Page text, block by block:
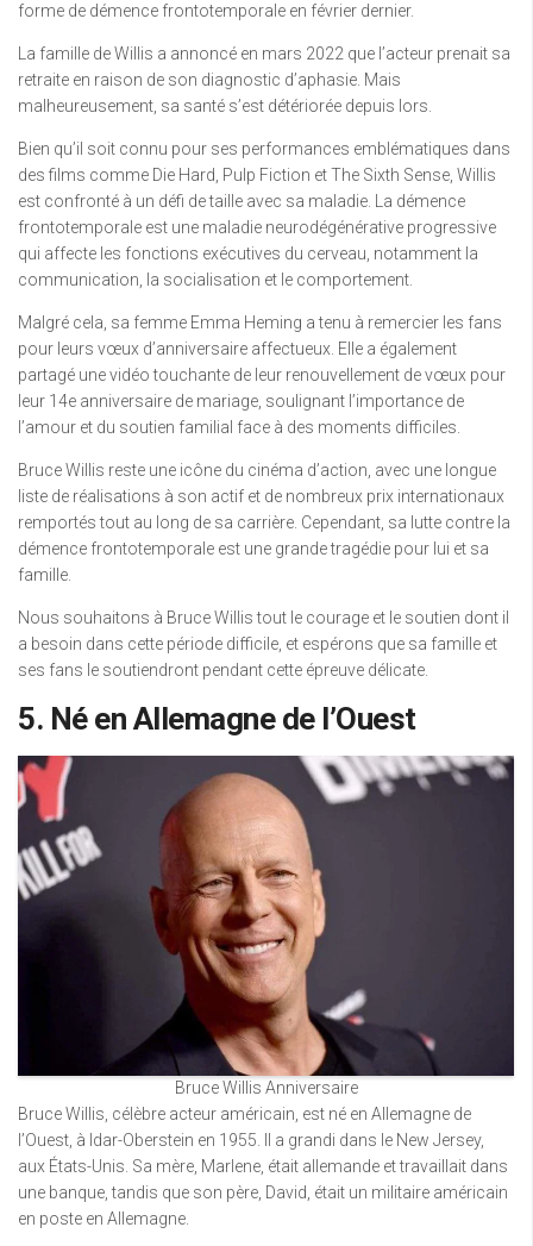
forme de démence frontotemporale en février dernier.
La famille de Willis a annoncé en mars 2022 que l’acteur prenait sa
retraite en raison de son diagnostic d’aphasie. Mais
malheureusement, sa santé s’est détériorée depuis lors.
Bien qu’il soit connu pour ses performances emblématiques dans
des films comme Die Hard, Pulp Fiction et The Sixth Sense, Willis
est confronté à un défi de taille avec sa maladie. La démence
frontotemporale est une maladie neurodégénérative progressive
qui affecte les fonctions exécutives du cerveau, notamment la
communication, la socialisation et le comportement.
Malgré cela, sa femme Emma Heming a tenu à remercier les fans
pour leurs vœux d’anniversaire affectueux. Elle a également
partagé une vidéo touchante de leur renouvellement de vœux pour
leur 14e anniversaire de mariage, soulignant l’importance de
l’amour et du soutien familial face à des moments difficiles.
Bruce Willis reste une icône du cinéma d’action, avec une longue
liste de réalisations à son actif et de nombreux prix internationaux
remportés tout au long de sa carrière. Cependant, sa lutte contre la
démence frontotemporale est une grande tragédie pour lui et sa
famille.
Nous souhaitons à Bruce Willis tout le courage et le soutien dont il
a besoin dans cette période difficile, et espérons que sa famille et
ses fans le soutiendront pendant cette épreuve délicate.
5. Né en Allemagne de l’Ouest
Bruce Willis Anniversaire
Bruce Willis, célèbre acteur américain, est né en Allemagne de
l’Ouest, à Idar-Oberstein en 1955. Il a grandi dans le New Jersey,
aux États-Unis. Sa mère, Marlene, était allemande et travaillait dans
une banque, tandis que son père, David, était un militaire américain
en poste en Allemagne.